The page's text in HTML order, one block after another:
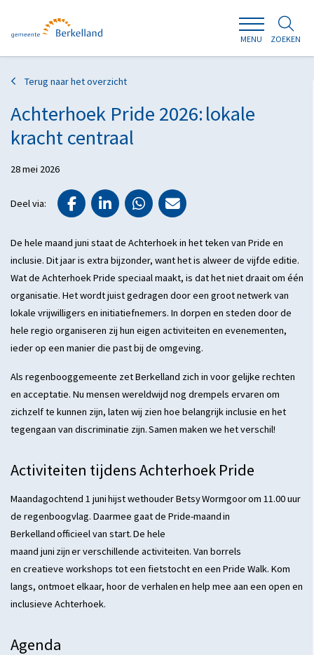
MENU ZOEKEN
Terug naar het overzicht
Achterhoek Pride 2026: lokale
kracht centraal
28 mei 2026
Deel via: Deel via Facebook
Deel via LinkedInDeel via WhatsApp
De hele maand juni staat de Achterhoek in het teken van Pride en
inclusie. Dit jaar is extra bijzonder, want het is alweer de vijfde editie.
Wat de Achterhoek Pride speciaal maakt, is dat het niet draait om één
organisatie. Het wordt juist gedragen door een groot netwerk van
lokale vrijwilligers en initiatiefnemers. In dorpen en steden door de
hele regio organiseren zij hun eigen activiteiten en evenementen,
ieder op een manier die past bij de omgeving.
Als regenbooggemeente zet Berkelland zich in voor gelijke rechten
en acceptatie. Nu mensen wereldwijd nog drempels ervaren om
zichzelf te kunnen zijn, laten wij zien hoe belangrijk inclusie en het
tegengaan van discriminatie zijn. Samen maken we het verschil!
Activiteiten tijdens Achterhoek Pride
Maandagochtend 1 juni hijst wethouder Betsy Wormgoor om 11.00 uur
de regenboogvlag. Daarmee gaat de Pride-maand in
Berkelland officieel van start. De hele
maand juni zijn er verschillende activiteiten. Van borrels
en creatieve workshops tot een fietstocht en een Pride Walk. Kom
langs, ontmoet elkaar, hoor de verhalen en help mee aan een open en
inclusieve Achterhoek.
Agenda